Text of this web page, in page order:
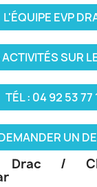
L'ÉQUIPE EVP
ACTIVITÉS SUR
TÉL : 04 92 53 77
UN
Drac /